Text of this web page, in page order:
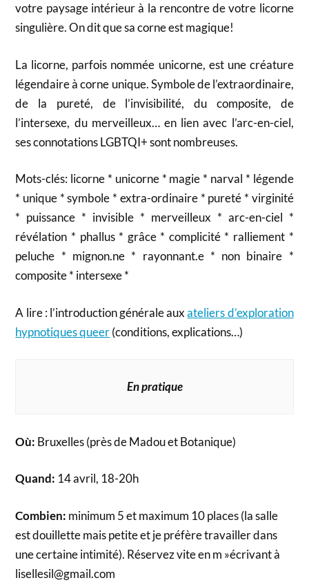
votre paysage intérieur à la rencontre de votre licorne
singulière. On dit que sa corne est magique!
La licorne, parfois nommée unicorne, est une créature
légendaire à corne unique. Symbole de l’extraordinaire,
de la pureté, de l’invisibilité, du composite, de
l’intersexe, du merveilleux… en lien avec l’arc-en-ciel,
ses connotations LGBTQI+ sont nombreuses.
Mots-clés: licorne * unicorne * magie * narval * légende
* unique * symbole * extra-ordinaire * pureté * virginité
* puissance * invisible * merveilleux * arc-en-ciel *
révélation * phallus * grâce * complicité * ralliement *
peluche * mignon.ne * rayonnant.e * non binaire *
composite * intersexe *
A lire : l’introduction générale auxateliers d’exploration
hypnotiques queer(conditions, explications…)
En pratique
Où: Bruxelles (près de Madou et Botanique)
Quand: 14 avril, 18-20h
Combien: minimum 5 et maximum 10 places (la salle
est douillette mais petite et je préfère travailler dans
une certaine intimité). Réservez vite en m »écrivant à
lisellesil@gmail.com